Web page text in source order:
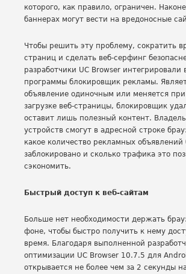
которого, как правило, ограничен.
баннерах могут вести на вредоносные
Чтобы решить эту проблему, сократить
страниц и сделать веб-серфинг
разработчики UC Browser
программы блокировщик рекламы.
объявление одиночным или меняется
загрузке веб-страницы, блокировщик
оставит лишь полезный контент.
устройств смогут в адресной строке
какое количество рекламных объявлений
заблокировано и сколько трафика это
сэкономить.
Быстрый доступ к веб-сайтам
Больше нет необходимости держать
фоне, чтобы быстро получить к нему
время. Благодаря выполненной
оптимизации UC Browser 10.7.5 для
открывается не более чем за 2 секунды